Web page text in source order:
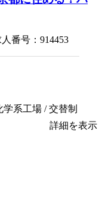
番号：914453
系工場 / 交替制
詳細を表示